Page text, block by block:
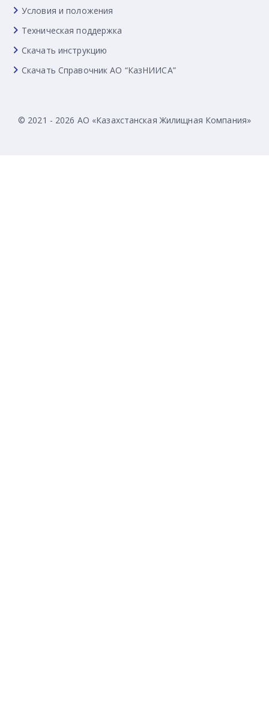
Условия и положения
Техническая поддержка
Скачать инструкцию
Скачать Справочник АО “КазНИИСА”
© 2021 - 2026 АО «Казахстанская Жилищная Компания»